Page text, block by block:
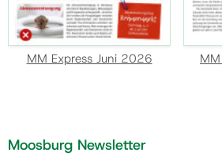
MM Express Juni 2026
Moosburg Newsletter